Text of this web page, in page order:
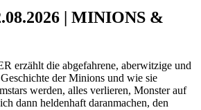
| MINIONS &
erzählt die abgefahrene, aberwitzige und
der Minions und wie sie
werden, alles verlieren, Monster auf
dann heldenhaft daranmachen, den